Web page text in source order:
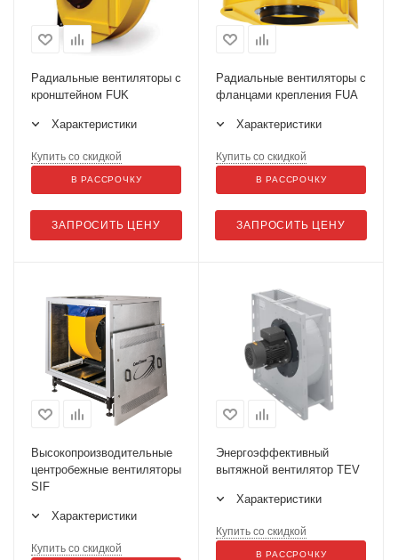
Радиальные вентиляторы с
кронштейном FUK
Характеристики
ЗАПРОСИТЬ ЦЕНУ
Купить со скидкой
В РАССРОЧКУ
Радиальные вентиляторы с
фланцами крепления FUA
Характеристики
ЗАПРОСИТЬ ЦЕНУ
Купить со скидкой
В РАССРОЧКУ
Высокопроизводительные
центробежные вентиляторы
SIF
Характеристики
Купить со скидкой
Энергоэффективный
вытяжной вентилятор TEV
Характеристики
Купить со скидкой
В РАССРОЧКУ